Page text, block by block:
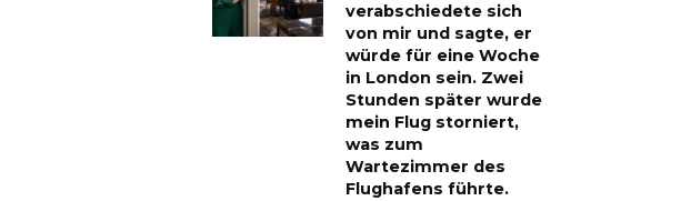
verabschiedete sich
von mir und sagte, er
würde für eine Woche
in London sein. Zwei
Stunden später wurde
mein Flug storniert,
was zum
Wartezimmer des
Flughafens führte.